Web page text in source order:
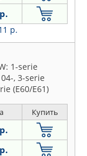
р.
1-serie
, 3-serie
(E60/E61)
Купить